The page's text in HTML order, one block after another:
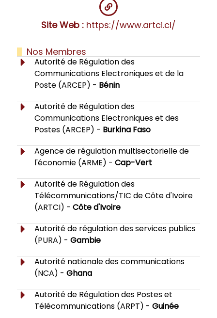
Site Web : https://www.artci.ci/
Nos Membres
Autorité de Régulation des
Communications Electroniques et de la
Poste (ARCEP) - Bénin
Autorité de Régulation des
Communications Electroniques et des
Postes (ARCEP) - Burkina Faso
Agence de régulation multisectorielle de
l'économie (ARME) -Cap-Vert
Autorité de Régulation des
Télécommunications/TIC de Côte d'Ivoire
(ARTCI) -Côte d'Ivoire
Autorité de régulation des services publics
(PURA) -Gambie
Autorité nationale des communications
(NCA) -Ghana
Autorité de Régulation des Postes et
Télécommunications (ARPT) -Guinée